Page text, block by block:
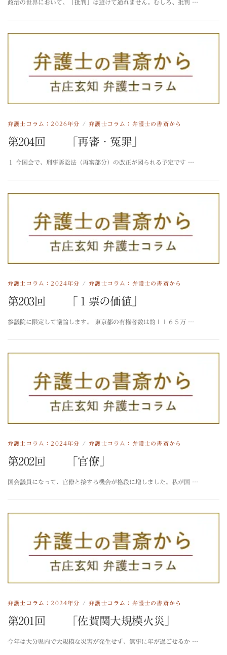
政治の世界において、「批判」は避けて通れません。むしろ、批判 …
弁護士コラム：2026年分 /弁護士コラム：弁護士の書斎から
第204回 「再審・冤罪」
１ 今国会で、刑事訴訟法（再審部分）の改正が図られる予定です …
弁護士コラム：2024年分 /弁護士コラム：弁護士の書斎から
第203回 「１票の価値」
参議院に限定して議論します。 東京都の有権者数は約１１６５万 …
弁護士コラム：2024年分 /弁護士コラム：弁護士の書斎から
第202回 「官僚」
国会議員になって、官僚と接する機会が格段に増しました。私が国 …
弁護士コラム：2024年分 /弁護士コラム：弁護士の書斎から
第201回 「佐賀関大規模火災」
今年は大分県内で大規模な災害が発生せず、無事に年が過ごせるか …